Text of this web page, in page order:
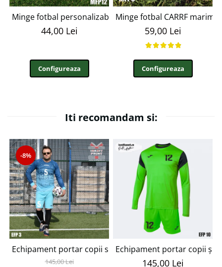
Minge fotbal personalizabila cu poza si text MFN12
44,00 Lei
Configureaza
Minge fotbal CARRF
59,00 Lei
Configureaza
Iti recomandam si:
-8%
Echipament portar copii si adulti personalizabil EFP3
145,00 Lei
Echipament portar copii și
145,00 Lei